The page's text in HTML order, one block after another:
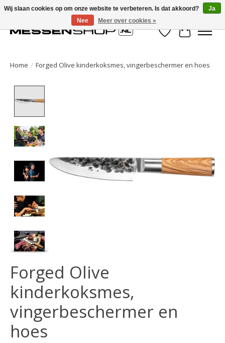
Verlanglijst
Home / Forged Olive kinderkoksmes, vingerbeschermer en hoes
Forged Olive
kinderkoksmes,
vingerbeschermer en
hoes
Wij slaan cookies op om onze website te verbeteren. Is dat akkoord?
Ja
Nee
Meer over cookies »